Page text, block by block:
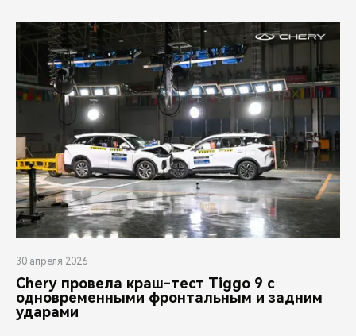
30 апреля 2026
Chery провела краш-тест Tiggo 9 с
одновременными фронтальным и задним
ударами